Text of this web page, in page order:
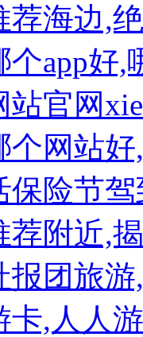
荐海边,
app好,
站官网
个网站
保险节
荐附近,
报团旅
卡,人人